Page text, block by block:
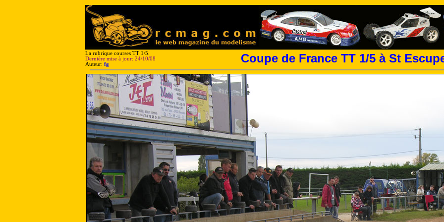
La rubrique courses TT 1/5.
Dernière mise à jour: 24/10/08
Auteur: fg Coupe de France TT 1/5 à St